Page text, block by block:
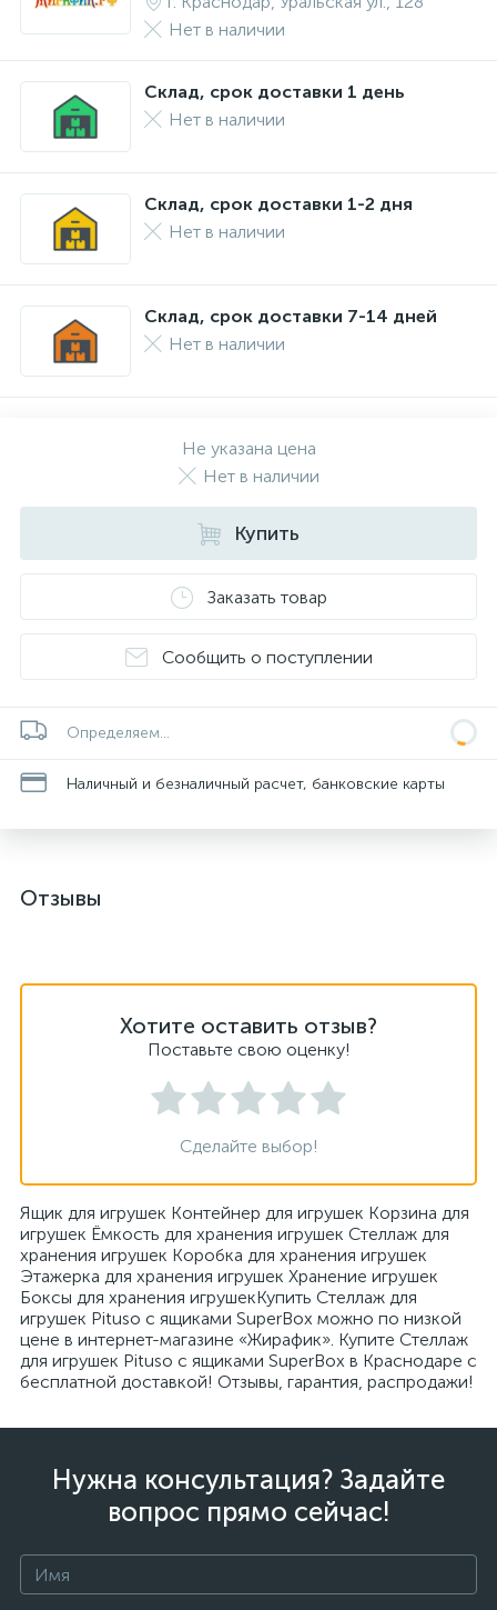
Нет в наличии
Склад, срок доставки 1 день
Нет в наличии
Склад, срок доставки 1-2 дня
Нет в наличии
Склад, срок доставки 7-14 дней
Нет в наличии
Не указана цена
Нет в наличии
Купить
Заказать товар
Сообщить о поступлении
Определяем...
Наличный и безналичный расчет, банковские карты
Отзывы
Хотите оставить отзыв?
Поставьте свою оценку!
Сделайте выбор!
Ящик для игрушек Контейнер для игрушек Корзина для
игрушек Ёмкость для хранения игрушек Стеллаж для
хранения игрушек Коробка для хранения игрушек
Этажерка для хранения игрушек Хранение игрушек
Боксы для хранения игрушекКупить Стеллаж для
игрушек Pituso с ящиками SuperBox можно по низкой
цене в интернет-магазине «Жирафик». Купите Стеллаж
для игрушек Pituso с ящиками SuperBox в Краснодаре с
бесплатной доставкой! Отзывы, гарантия, распродажи!
Нужна консультация? Задайте
вопрос прямо сейчас!